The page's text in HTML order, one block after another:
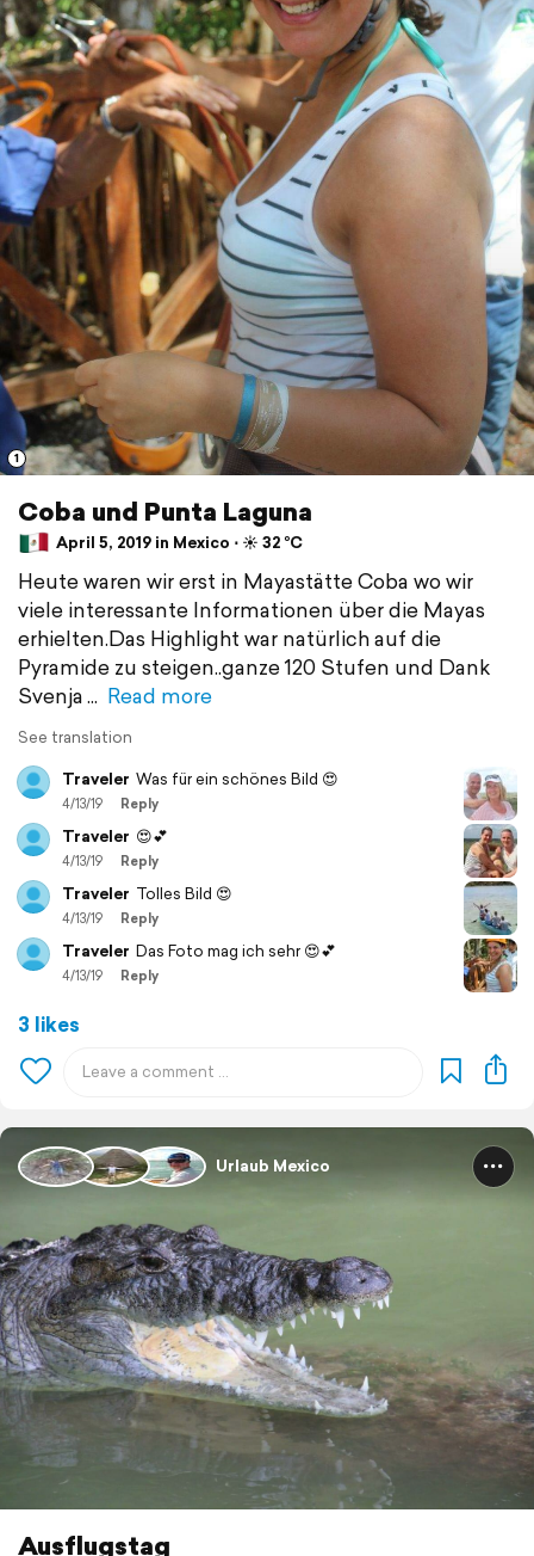
1
Coba und Punta Laguna
April 5, 2019 in Mexico ⋅ ☀️ 32 °C
Heute waren wir erst in Mayastätte Coba wo wir
viele interessante Informationen über die Mayas
erhielten.Das Highlight war natürlich auf die
Pyramide zu steigen..ganze 120 Stufen und Dank
Svenja
Read more
See translation
Traveler Was für ein schönes Bild 😍
4/13/19 Reply
Traveler 😍💕
4/13/19 Reply
Traveler Tolles Bild 😍
4/13/19 Reply
Traveler Das Foto mag ich sehr 😍💕
4/13/19 Reply
3 likes
Urlaub Mexico
Ausflugstag